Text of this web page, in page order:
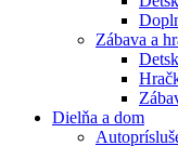
Zábava a
Dielňa a dom